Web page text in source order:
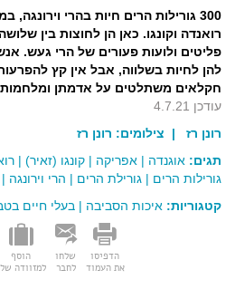
300 גורילות הרים חיות בהרי
רואנדה וקונגו. כאן הן לחוצות בין
פליטים ולועות פעורים של הרי געש.
להן לחיות בשלווה, אבל אין קץ
חקלאים משתלטים על אדמתן ומלחמות
עודכן 4.7.21
רונן רז
| צילומים: רונן רז
תגים: אוגנדה | אפריקה | קונגו (זאיר) |
גורילות הרים | גורילת הרים | הרי וירונגה |
קטגוריות: איכות הסביבה | בעלי חיים
הדפיסו
את העמוד
שלחו
לחבר
הוסף
למזוודה